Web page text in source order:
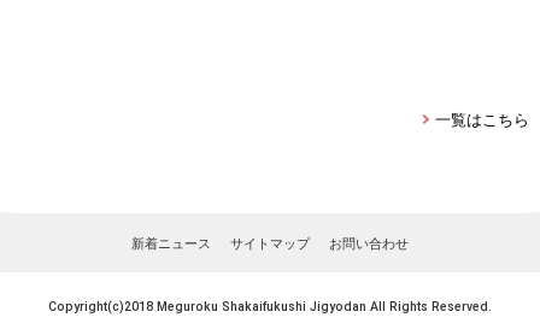
一覧はこちら
新着ニュース サイトマップ お問い合わせ
Copyright(c)2018 Meguroku Shakaifukushi Jigyodan All Rights Reserved.